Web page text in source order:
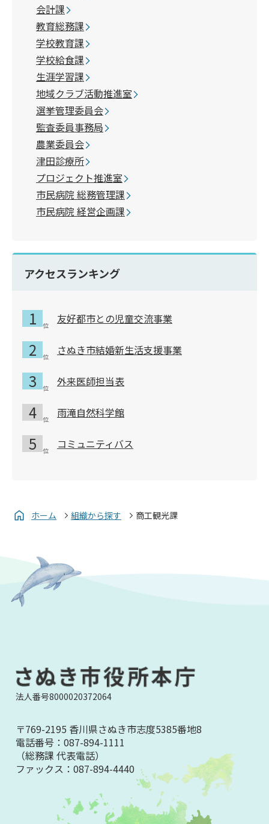
会計課
教育総務課
学校教育課
学校給食課
生涯学習課
地域クラブ活動推進室
選挙管理委員会
監査委員事務局
農業委員会
津田診療所
プロジェクト推進室
市民病院 総務管理課
市民病院 経営企画課
アクセスランキング
友好都市との児童交流事業
さぬき市結婚新生活支援事業
外来医師担当表
雨滝自然科学館
コミュニティバス
ホーム 組織から探す 商工観光課
法人番号8000020372064
〒769-2195 香川県さぬき市志度5385番地8
電話番号：087-894-1111
（総務課 代表電話）
ファックス：087-894-4440